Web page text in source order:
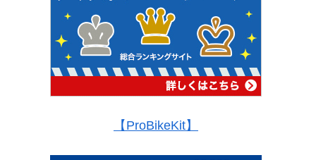
【ProBikeKit】